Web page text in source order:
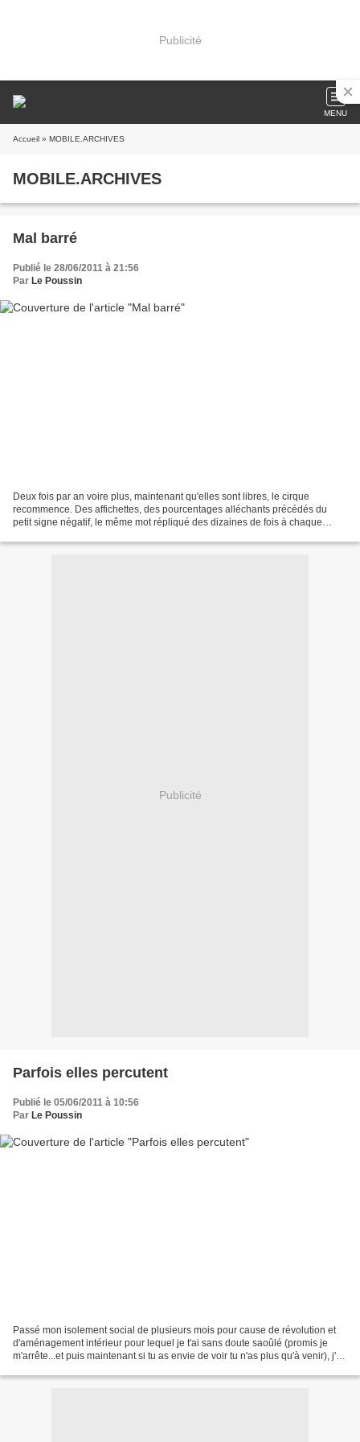
Publicité
MENU
Accueil » MOBILE.ARCHIVES
MOBILE.ARCHIVES
Mal barré
Publié le 28/06/2011 à 21:56
Par Le Poussin
Deux fois par an voire plus, maintenant qu'elles sont libres, le cirque
recommence. Des affichettes, des pourcentages alléchants précédés du
petit signe négatif, le même mot répliqué des dizaines de fois à chaque
Publicité
Parfois elles percutent
Publié le 05/06/2011 à 10:56
Par Le Poussin
Passé mon isolement social de plusieurs mois pour cause de révolution et
d'aménagement intérieur pour lequel je t'ai sans doute saoûlé (promis je
m'arrête...et puis maintenant si tu as envie de voir tu n'as plus qu'à venir), j'ai